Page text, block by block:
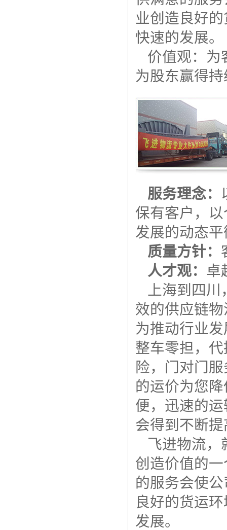
业创造良好
快速的发展。
价值观： 为
为股东赢得
服务理念：
保有客户，
发展的动态平
质量方针：
人才观： 卓
上海到四
效的供应链
为推动行业
整车零担，
险，门对门
的运价为您
便，迅速的
会得到不断
飞进物流，
创造价值的
的服务会使
良好的货运
发展。